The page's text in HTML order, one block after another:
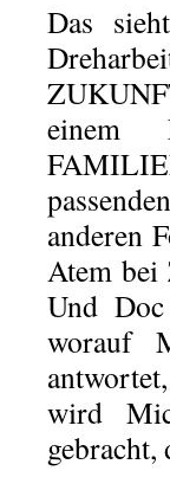
Das
einem
anderen
Atem
Und
worauf
wird